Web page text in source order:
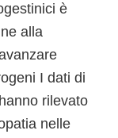
è
alla
I dati di
rilevato
nelle